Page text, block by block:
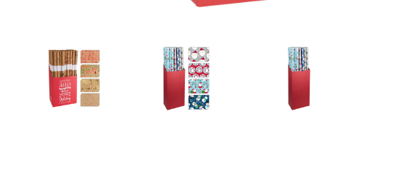
Sport, outdoor
Všechny kategorie